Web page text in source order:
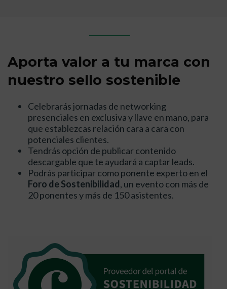
Aporta valor a tu marca con
nuestro sello sostenible
Celebrarás jornadas de networking
presenciales en exclusiva y llave en mano, para
que establezcas relación cara a cara con
potenciales clientes.
Tendrás opción de publicar contenido
descargable que te ayudará a captar leads.
Podrás participar como ponente experto en el
Foro de Sostenibilidad, un evento con más de
20 ponentes y más de 150 asistentes.